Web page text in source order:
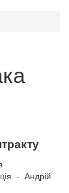
- Андрій